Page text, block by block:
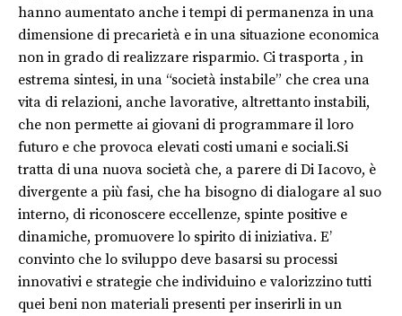
hanno aumentato anche i tempi di permanenza in una
dimensione di precarietà e in una situazione economica
non in grado di realizzare risparmio. Ci trasporta , in
estrema sintesi, in una “società instabile” che crea una
vita di relazioni, anche lavorative, altrettanto instabili,
che non permette ai giovani di programmare il loro
futuro e che provoca elevati costi umani e sociali.Si
tratta di una nuova società che, a parere di Di Iacovo, è
divergente a più fasi, che ha bisogno di dialogare al suo
interno, di riconoscere eccellenze, spinte positive e
dinamiche, promuovere lo spirito di iniziativa. E’
convinto che lo sviluppo deve basarsi su processi
innovativi e strategie che individuino e valorizzino tutti
quei beni non materiali presenti per inserirli in un